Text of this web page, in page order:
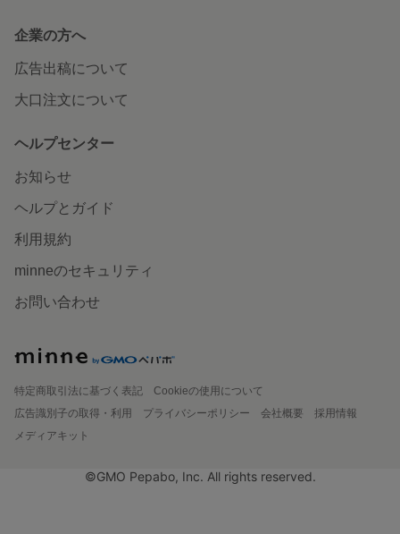
企業の方へ
広告出稿について
大口注文について
ヘルプセンター
お知らせ
ヘルプとガイド
利用規約
minneのセキュリティ
お問い合わせ
特定商取引法に基づく表記
Cookieの使用について
広告識別子の取得・利用
プライバシーポリシー 会社概要
採用情報
メディアキット
©GMO Pepabo, Inc. All rights reserved.